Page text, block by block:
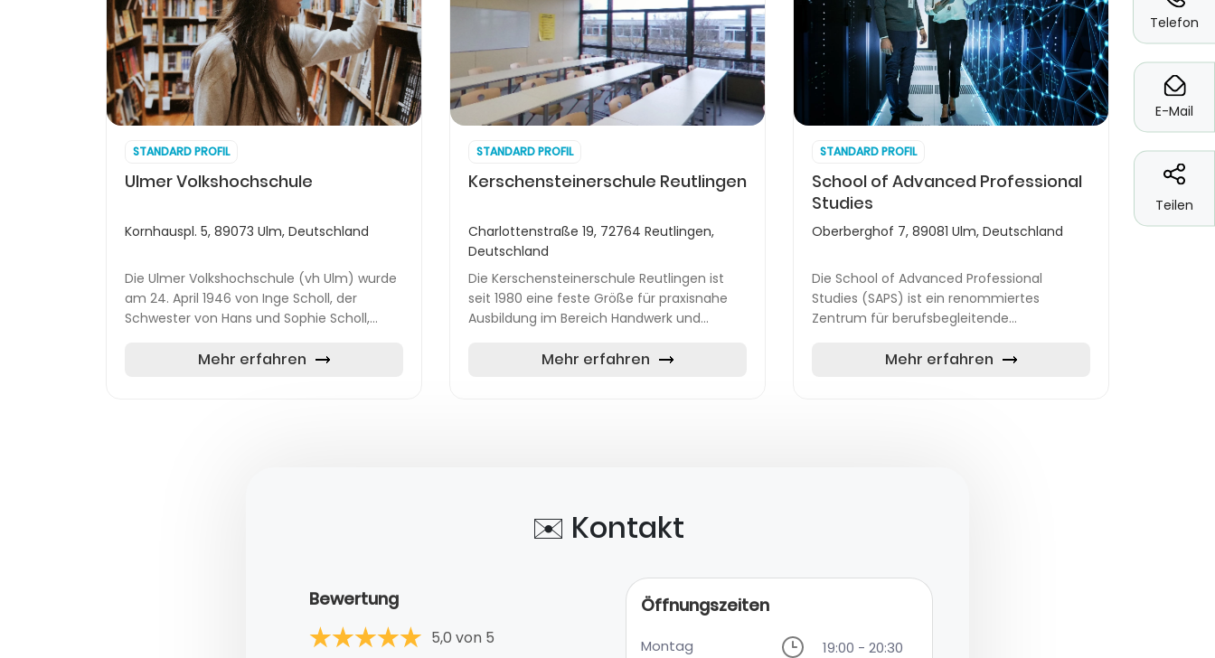
Telefon
E-Mail
Teilen
STANDARD PROFIL
Ulmer Volkshochschule
Kornhauspl. 5, 89073 Ulm, Deutschland
Die Ulmer Volkshochschule (vh Ulm) wurde
am 24. April 1946 von Inge Scholl, der
Schwester von Hans und Sophie Scholl,
dem Motto „Einmischung erwünscht“,
Mehr erfahren
STANDARD PROFIL
Kerschensteinerschule Reutlingen
Charlottenstraße 19, 72764 Reutlingen,
Deutschland
Die Kerschensteinerschule Reutlingen ist
seit 1980 eine feste Größe für praxisnahe
Ausbildung im Bereich Handwerk und
die Berufsausbildung und als Zentru...
Mehr erfahren
STANDARD PROFIL
School of Advanced Professional
Studies
Oberberghof 7, 89081 Ulm, Deutschland
Die School of Advanced Professional
Studies (SAPS) ist ein renommiertes
Zentrum für berufsbegleitende
Zusammenarbeit mit der Universität Ulm
Mehr erfahren
✉️ Kontakt
Bewertung
5,0 von 5
Öffnungszeiten
Montag
19:00 - 20:30